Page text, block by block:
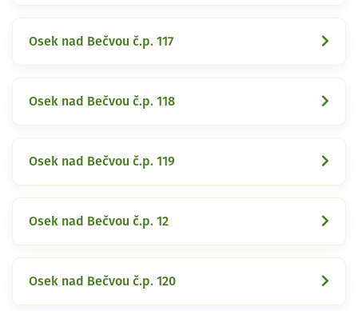
Osek nad Bečvou č.p. 117
Osek nad Bečvou č.p. 118
Osek nad Bečvou č.p. 119
Osek nad Bečvou č.p. 12
Osek nad Bečvou č.p. 120